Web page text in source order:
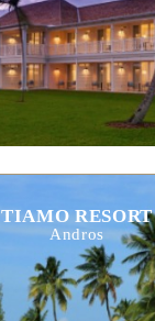
TIAMO RESORT
Andros